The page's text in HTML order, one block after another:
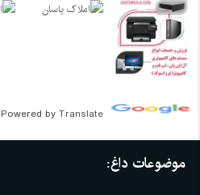
Powered by Translate
موضوعات داغ: